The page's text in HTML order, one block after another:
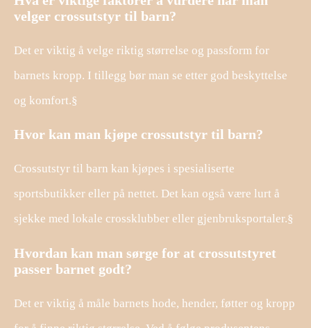
velger crossutstyr til barn?
Det er viktig å velge riktig størrelse og passform for
barnets kropp. I tillegg bør man se etter god beskyttelse
og komfort.§
Hvor kan man kjøpe crossutstyr til barn?
Crossutstyr til barn kan kjøpes i spesialiserte
sportsbutikker eller på nettet. Det kan også være lurt å
sjekke med lokale crossklubber eller gjenbruksportaler.§
Hvordan kan man sørge for at crossutstyret
passer barnet godt?
Det er viktig å måle barnets hode, hender, føtter og kropp